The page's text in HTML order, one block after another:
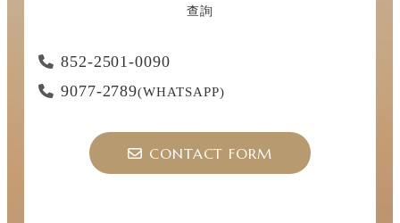
查詢
852-2501-0090
9077-2789(WHATSAPP)
CONTACT FORM